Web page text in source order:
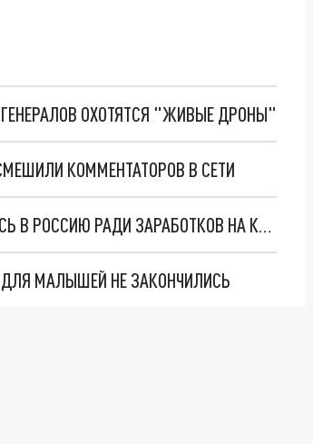
ОХОТЯТСЯ "ЖИВЫЕ ДРОНЫ"
КОММЕНТАТОРОВ В СЕТИ
ПРОДЮСЕР РУДЧЕНКО: КРИСТИНА ОРБАКАЙТЕ ВЕРНУЛАСЬ В РОССИЮ РАДИ ЗАРАБОТКОВ НА КОРПОРАТИВАХ
МАЛЫШЕЙ НЕ ЗАКОНЧИЛИСЬ